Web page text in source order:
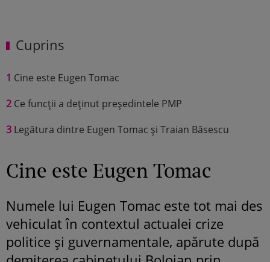
Cuprins
1 Cine este Eugen Tomac
2 Ce funcții a deținut președintele PMP
3 Legătura dintre Eugen Tomac și Traian Băsescu
Cine este Eugen Tomac
Numele lui Eugen Tomac este tot mai des
vehiculat în contextul actualei crize
politice și guvernamentale, apărute după